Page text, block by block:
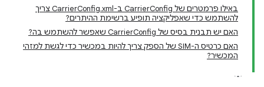
באילו פרמטרים של CarrierConfig ב-CarrierConfig.xml צריך
להשתמש כדי שאפליקציה תופיע ברשימת ההיתרים?
האם יש תבנית בסיס של CarrierConfig שאפשר להשתמש בה?
האם כרטיס ה-SIM של הספק צריך להיות במכשיר כדי לגשת למזהי
המכשיר?